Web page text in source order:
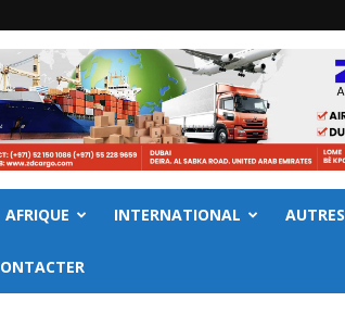
AFRIQUE INTERNATIONAL AUTRES